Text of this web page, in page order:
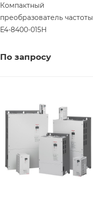
Компактный
преобразователь частоты
E4-8400-015Н
По запросу